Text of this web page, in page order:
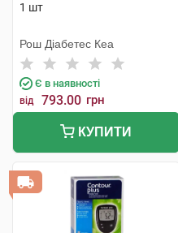
1 шт
Рош Діабетес Кеа
Є в наявності
від 793.00 грн
КУПИТИ